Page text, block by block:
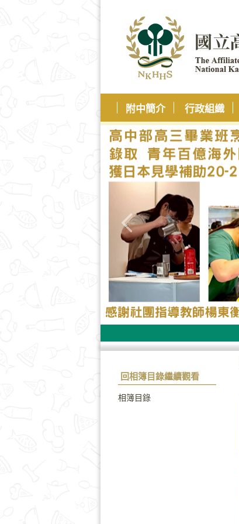
附中簡介 行政組織
回相簿目錄繼續觀看
相簿目錄